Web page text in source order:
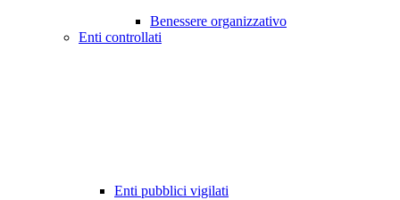
Benessere organizzativo
Enti controllati
Enti pubblici vigilati